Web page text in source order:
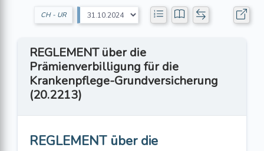
CH - UR
REGLEMENT über die
Prämienverbilligung für die
Krankenpflege-Grundversicherung
(20.2213)
REGLEMENT über die